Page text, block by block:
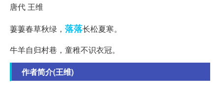
唐代 王维
萋萋春草秋绿， 落落长松夏寒。
牛羊自归村巷，童稚不识衣冠。
作者简介(王维)